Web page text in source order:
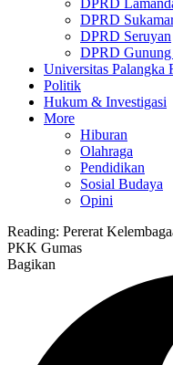
DPRD
DPRD
DPRD Seruyan
DPRD
Universitas Palangka
Politik
Hukum & Investigasi
More
Hiburan
Olahraga
Pendidikan
Sosial Budaya
Opini
Reading: Pererat
PKK Gumas
Bagikan